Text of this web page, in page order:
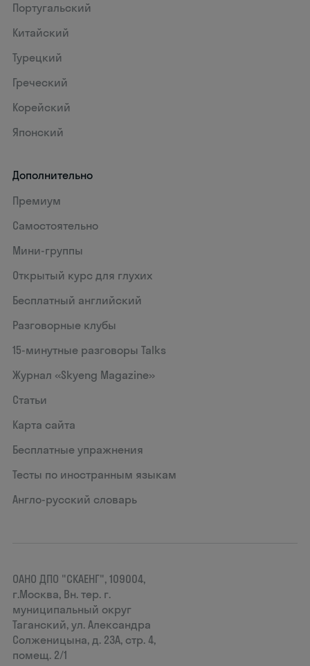
Португальский
Китайский
Турецкий
Греческий
Корейский
Японский
Дополнительно
Премиум
Самостоятельно
Мини-группы
Открытый курс для глухих
Бесплатный английский
Разговорные клубы
15‑минутные разговоры Talks
Журнал «Skyeng Magazine»
Статьи
Карта сайта
Бесплатные упражнения
Тесты по иностранным языкам
Англо-русский словарь
ОАНО ДПО "СКАЕНГ", 109004,
г.Москва, Вн. тер. г.
муниципальный округ
Таганский, ул. Александра
Солженицына, д. 23А, стр. 4,
помещ. 2/1